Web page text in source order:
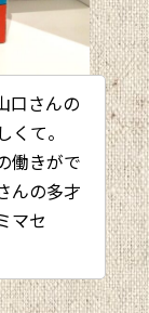
口さんの
くて。
働きがで
んの多才
マセ